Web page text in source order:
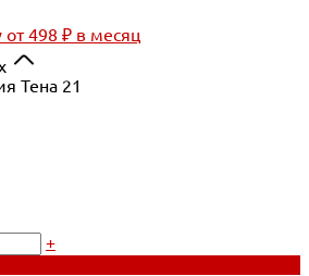
от 498 ₽ в месяц
Тена 21
+